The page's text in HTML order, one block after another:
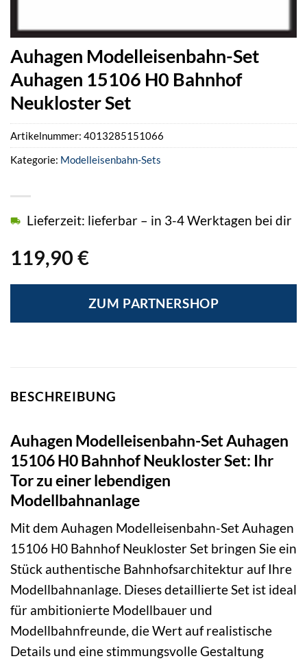
Auhagen Modelleisenbahn-Set
Auhagen 15106 H0 Bahnhof
Neukloster Set
119,90 €
Lieferzeit: lieferbar – in 3-4 Werktagen bei dir
ZUM PARTNERSHOP
Artikelnummer: 4013285151066
Kategorie: Modelleisenbahn-Sets
BESCHREIBUNG
Auhagen Modelleisenbahn-Set Auhagen
15106 H0 Bahnhof Neukloster Set: Ihr
Tor zu einer lebendigen
Modellbahnanlage
Mit dem Auhagen Modelleisenbahn-Set Auhagen
15106 H0 Bahnhof Neukloster Set bringen Sie ein
Stück authentische Bahnhofsarchitektur auf Ihre
Modellbahnanlage. Dieses detaillierte Set ist ideal
für ambitionierte Modellbauer und
Modellbahnfreunde, die Wert auf realistische
Details und eine stimmungsvolle Gestaltung